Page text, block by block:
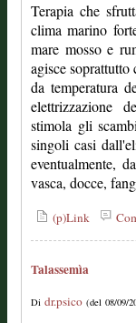
Terapia che
clima marino
mare mosso e
agisce
da temperatura
elettrizzazione
stimola gli
singoli casi
eventualmente,
vasca, docce,
(p)Link
Talassemìa
Di dr.psico (del 08/09/